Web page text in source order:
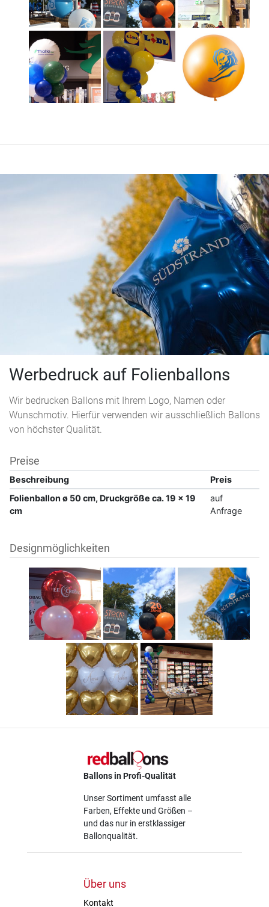
Werbedruck auf Folienballons
Wir bedrucken Ballons mit Ihrem Logo, Namen oder
Wunschmotiv. Hierfür verwenden wir ausschließlich Ballons
von höchster Qualität.
Preise
Beschreibung
Preis
Folienballon ø 50 cm, Druckgröße ca. 19 x 19
cm
auf
Anfrage
Designmöglichkeiten
Ballons in Profi-Qualität
Unser Sortiment umfasst alle
Farben, Effekte und Größen –
und das nur in erstklassiger
Ballonqualität.
Über uns
Kontakt